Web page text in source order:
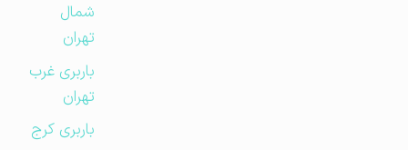
شمال
تهران
باربری غرب
تهران
باربری کرج